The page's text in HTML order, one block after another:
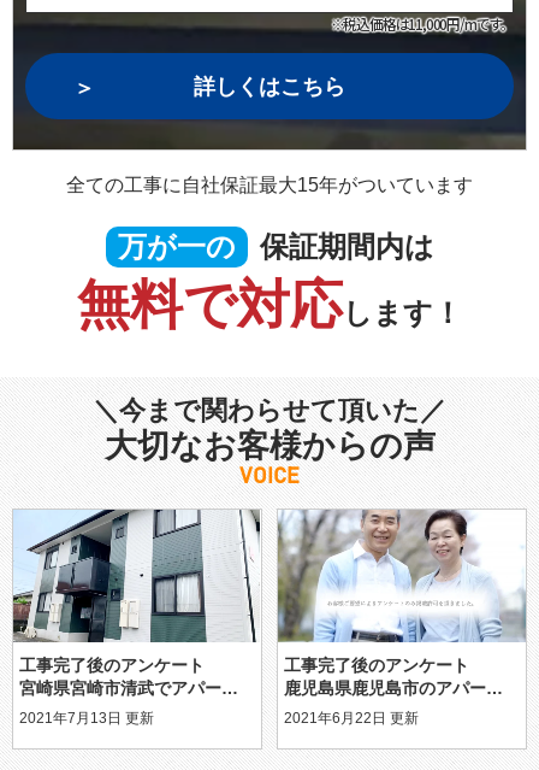
※税込価格は11,000円/mです。
詳しくはこちら
全ての工事に自社保証最大15年がついています
万が一の 保証期間内は
無料で対応します！
＼今まで関わらせて頂いた／
大切なお客様からの声
VOICE
工事完了後のアンケート
宮崎県宮崎市清武でアパート2棟デザイン塗装を行った感想
2021年7月13日 更新
工事完了後のアンケート
鹿児島県鹿児島市のアパート塗装を終えたお客様より頂いたアンケート
2021年6月22日 更新